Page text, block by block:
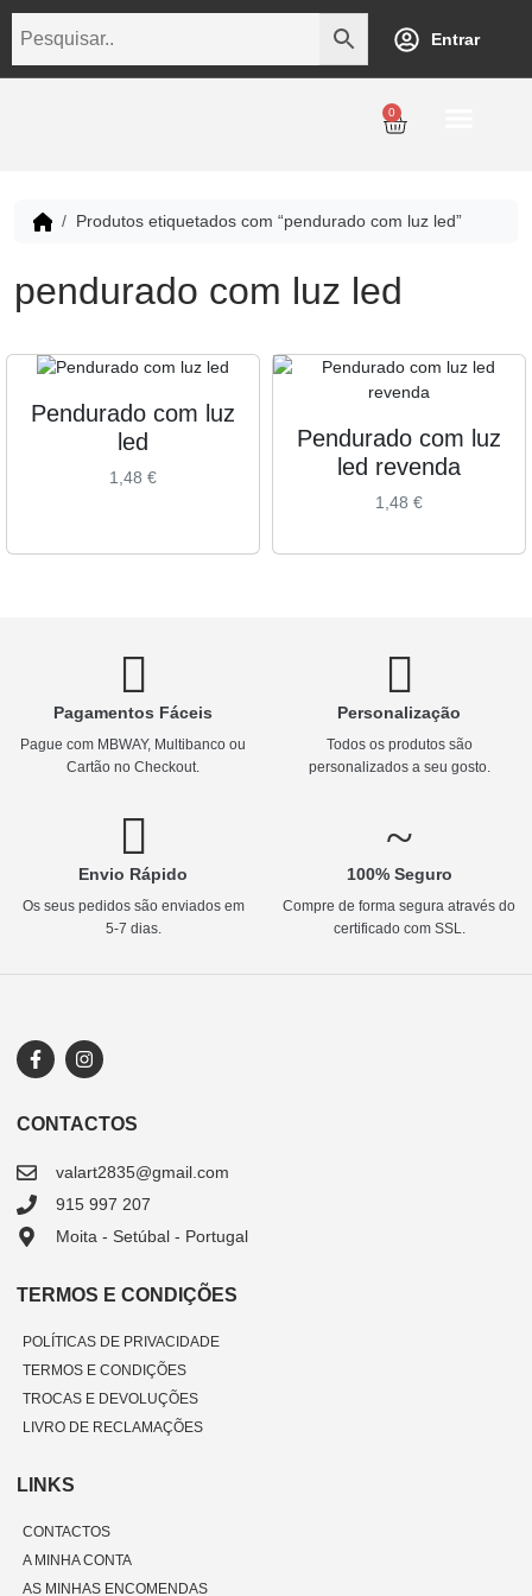
Entrar
0
Produtos etiquetados com “pendurado com luz led”
pendurado com luz led
Pendurado com luz
led
1,48 €
Pendurado com luz
led revenda
1,48 €
Pagamentos Fáceis
Pague com MBWAY, Multibanco ou
Cartão no Checkout.
Personalização
Todos os produtos são
personalizados a seu gosto.
Envio Rápido
Os seus pedidos são enviados em
5-7 dias.
100% Seguro
Compre de forma segura através do
certificado com SSL.
CONTACTOS
valart2835@gmail.com
915 997 207
Moita - Setúbal - Portugal
TERMOS E CONDIÇÕES
POLÍTICAS DE PRIVACIDADE
TERMOS E CONDIÇÕES
TROCAS E DEVOLUÇÕES
LIVRO DE RECLAMAÇÕES
LINKS
CONTACTOS
A MINHA CONTA
AS MINHAS ENCOMENDAS